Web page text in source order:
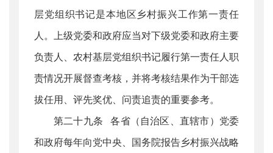
层党组织书记是本地区乡村振兴工作第一责任
人。上级党委和政府应当对下级党委和政府主要
负责人、农村基层党组织书记履行第一责任人职
责情况开展督查考核，并将考核结果作为干部选
拔任用、评先奖优、问责追责的重要参考。
第二十九条 各省（自治区、直辖市）党委
和政府每年向党中央、国务院报告乡村振兴战略